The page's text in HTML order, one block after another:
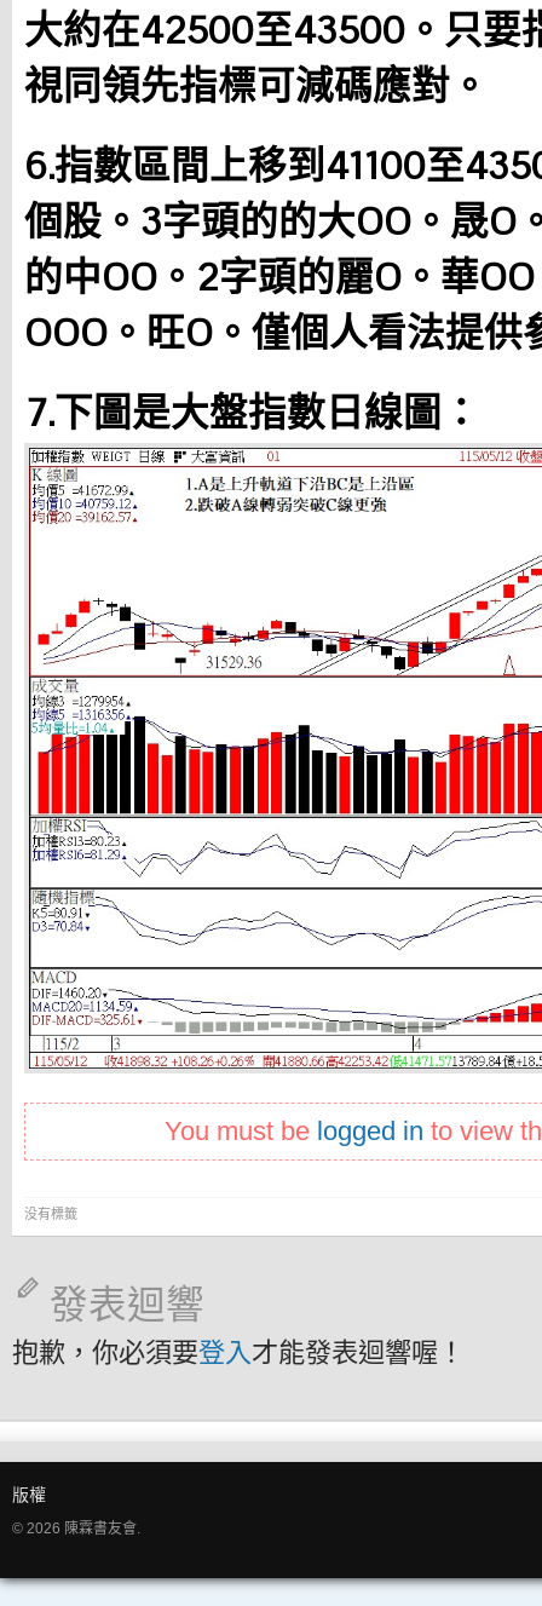
大約在42500至43500。只要
視同領先指標可減碼應對。
6.指數區間上移到41100至
個股。3字頭的的大OO。晟O
的中OO。2字頭的麗O。華
OOO。旺O。僅個人看法提
7.下圖是大盤指數日線圖：
You must be logged in to view
没有標籤
發表迴響
抱歉，你必須要登入才能發表迴響喔！
版權
© 2026 陳霖書友會.